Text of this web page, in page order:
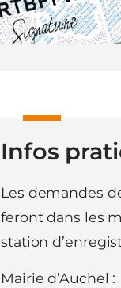
Infos
Les demandes
feront dans les
station
Mairie d’Auchel :